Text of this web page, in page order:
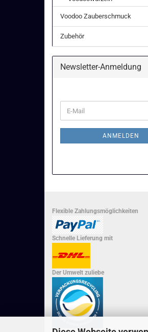
Voodoo Zauberschmuck
Zubehör
Newsletter-Anmeldung
ZUR
E-
Mail
ANMELDEN
Flexible Zahlungsmöglichkeiten
Schnelle Lieferung mit
Der Umwelt zuliebe